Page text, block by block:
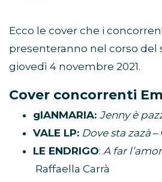
Ecco le cover che i
presenteranno nel corso del
giovedì 4 novembre 2021.
Cover concorrenti
gIANMARIA: Jenny è
VALE LP: Dove sta zazà –
LE ENDRIGO: A far
Raffaella Carrà